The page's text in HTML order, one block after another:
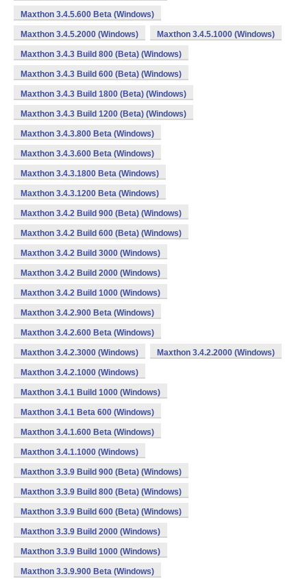
Maxthon 3.4.5.600 Beta (Windows)
Maxthon 3.4.5.2000 (Windows) Maxthon 3.4.5.1000 (Windows)
Maxthon 3.4.3 Build 800 (Beta) (Windows)
Maxthon 3.4.3 Build 600 (Beta) (Windows)
Maxthon 3.4.3 Build 1800 (Beta) (Windows)
Maxthon 3.4.3 Build 1200 (Beta) (Windows)
Maxthon 3.4.3.800 Beta (Windows)
Maxthon 3.4.3.600 Beta (Windows)
Maxthon 3.4.3.1800 Beta (Windows)
Maxthon 3.4.3.1200 Beta (Windows)
Maxthon 3.4.2 Build 900 (Beta) (Windows)
Maxthon 3.4.2 Build 600 (Beta) (Windows)
Maxthon 3.4.2 Build 3000 (Windows)
Maxthon 3.4.2 Build 2000 (Windows)
Maxthon 3.4.2 Build 1000 (Windows)
Maxthon 3.4.2.900 Beta (Windows)
Maxthon 3.4.2.600 Beta (Windows)
Maxthon 3.4.2.3000 (Windows) Maxthon 3.4.2.2000 (Windows)
Maxthon 3.4.2.1000 (Windows)
Maxthon 3.4.1 Build 1000 (Windows)
Maxthon 3.4.1 Beta 600 (Windows)
Maxthon 3.4.1.600 Beta (Windows)
Maxthon 3.4.1.1000 (Windows)
Maxthon 3.3.9 Build 900 (Beta) (Windows)
Maxthon 3.3.9 Build 800 (Beta) (Windows)
Maxthon 3.3.9 Build 600 (Beta) (Windows)
Maxthon 3.3.9 Build 2000 (Windows)
Maxthon 3.3.9 Build 1000 (Windows)
Maxthon 3.3.9.900 Beta (Windows)